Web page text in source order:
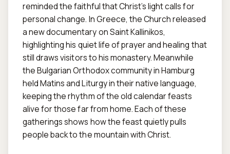
reminded the faithful that Christ’s light calls for
personal change. In Greece, the Church released
a new documentary on Saint Kallinikos,
highlighting his quiet life of prayer and healing that
still draws visitors to his monastery. Meanwhile
the Bulgarian Orthodox community in Hamburg
held Matins and Liturgy in their native language,
keeping the rhythm of the old calendar feasts
alive for those far from home. Each of these
gatherings shows how the feast quietly pulls
people back to the mountain with Christ.